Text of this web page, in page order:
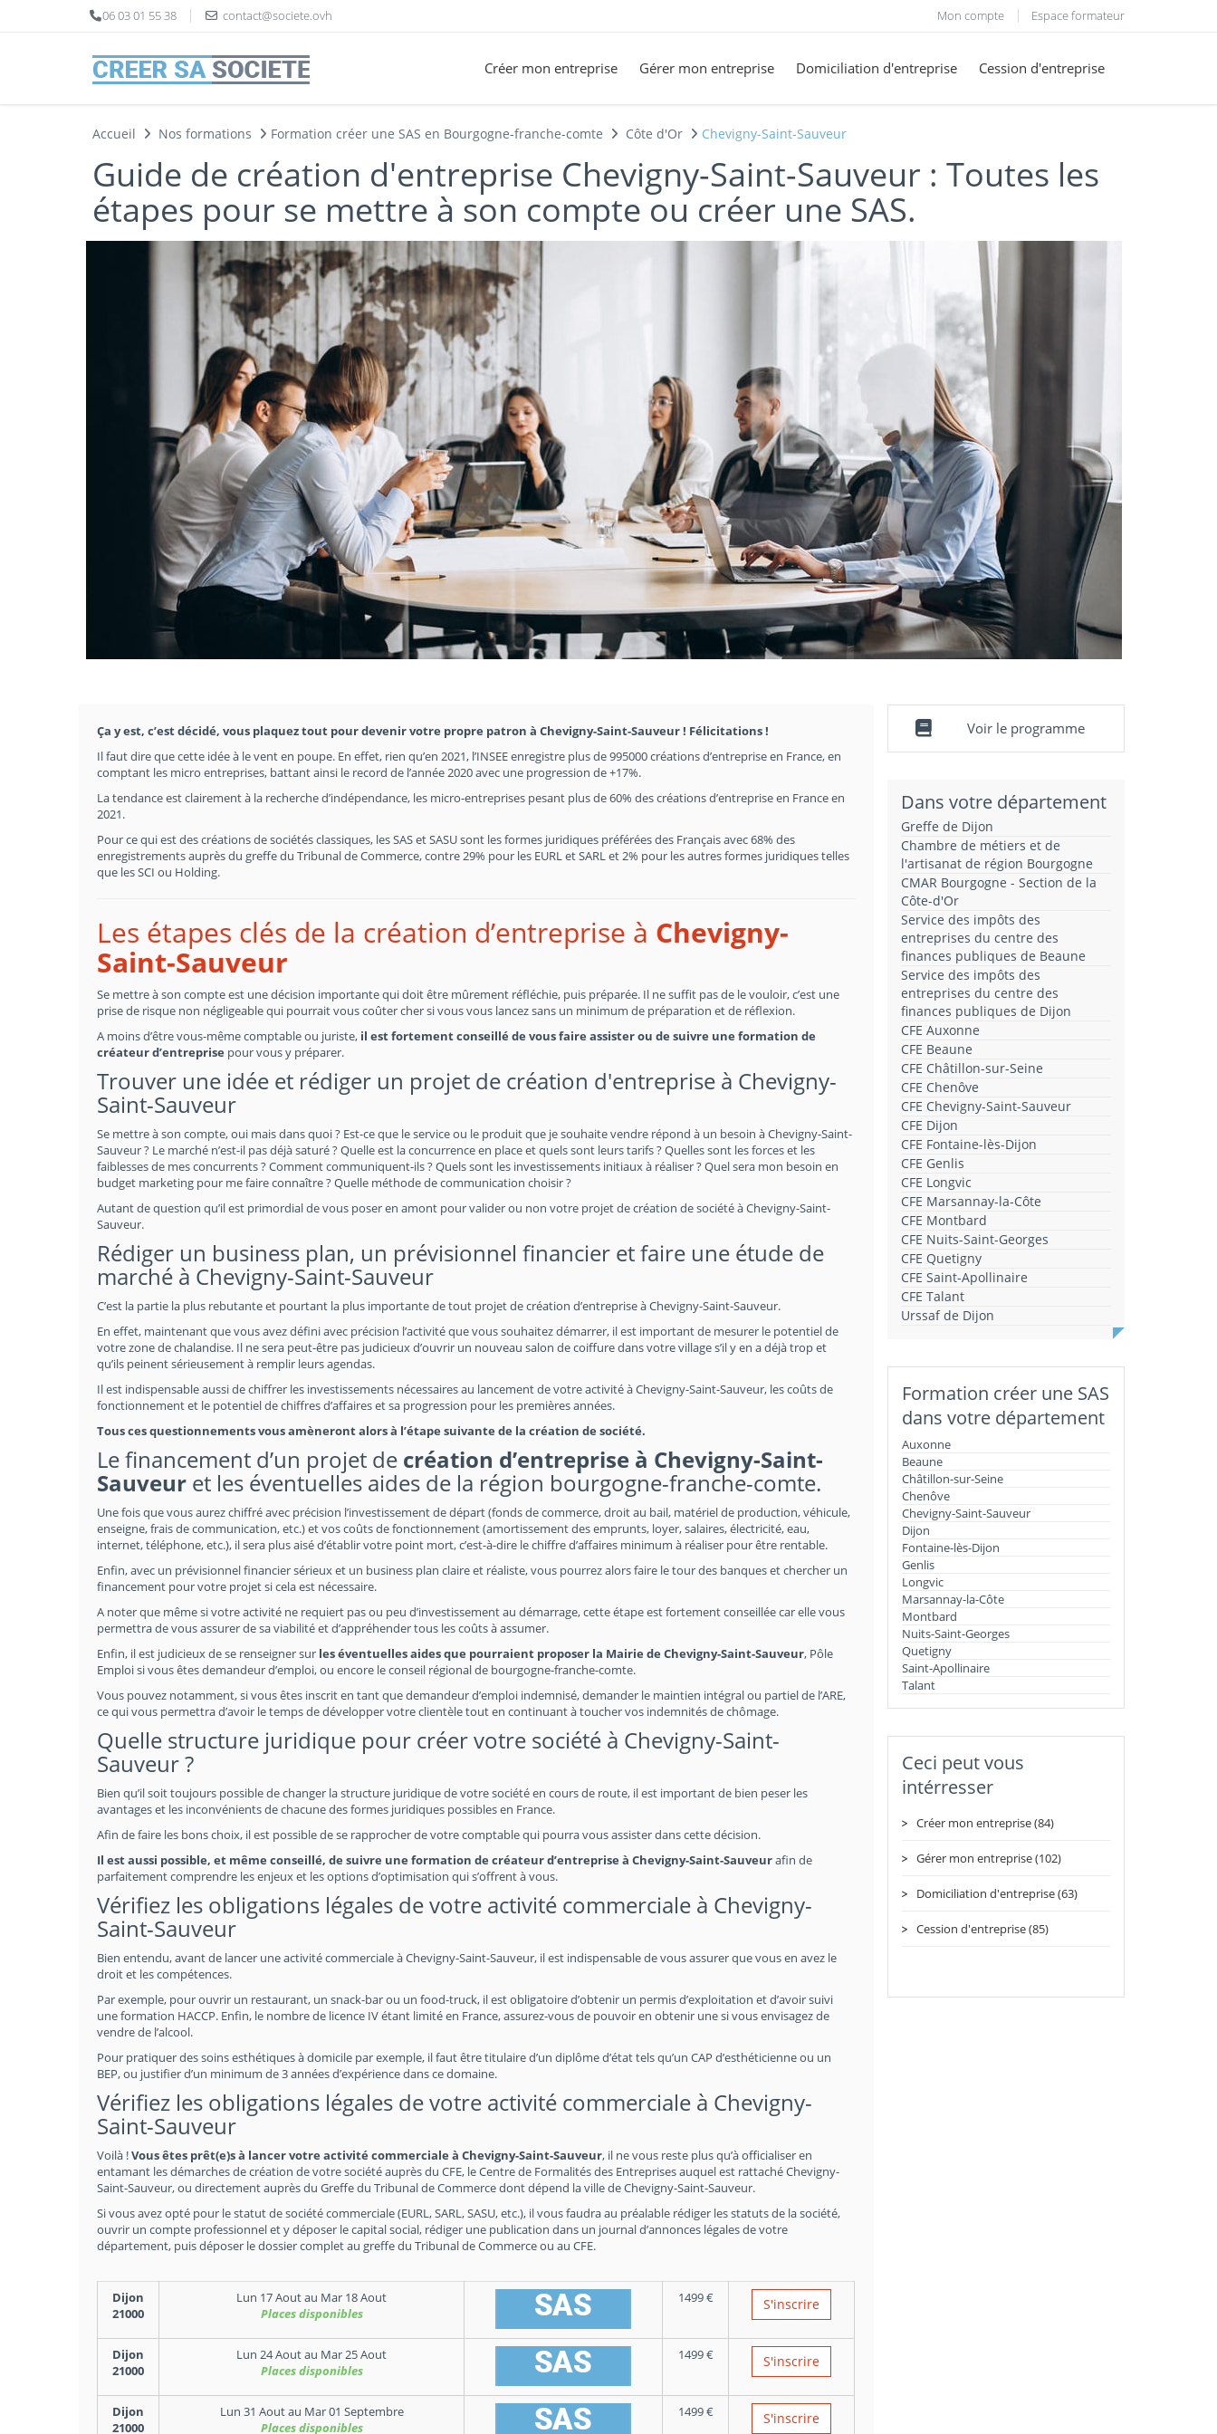
06 03 01 55 38 contact@societe.ovh Mon compte Espace formateur
Créer mon entreprise Gérer mon entreprise Domiciliation d'entreprise Cession d'entreprise
Accueil Nos formations Formation créer une SAS en Bourgogne-franche-comte Côte d'Or Chevigny-Saint-Sauveur
Guide de création d'entreprise Chevigny-Saint-Sauveur : Toutes les
étapes pour se mettre à son compte ou créer une SAS.
Ça y est, c’est décidé, vous plaquez tout pour devenir votre propre patron à Chevigny-Saint-Sauveur ! Félicitations !
Il faut dire que cette idée à le vent en poupe. En effet, rien qu’en 2021, l’INSEE enregistre plus de 995000 créations d’entreprise en France, en
comptant les micro entreprises, battant ainsi le record de l’année 2020 avec une progression de +17%.
La tendance est clairement à la recherche d’indépendance, les micro-entreprises pesant plus de 60% des créations d’entreprise en France en
2021.
Pour ce qui est des créations de sociétés classiques, les SAS et SASU sont les formes juridiques préférées des Français avec 68% des
enregistrements auprès du greffe du Tribunal de Commerce, contre 29% pour les EURL et SARL et 2% pour les autres formes juridiques telles
que les SCI ou Holding.
Les étapes clés de la création d’entreprise à Chevigny-
Saint-Sauveur
Se mettre à son compte est une décision importante qui doit être mûrement réfléchie, puis préparée. Il ne suffit pas de le vouloir, c’est une
prise de risque non négligeable qui pourrait vous coûter cher si vous vous lancez sans un minimum de préparation et de réflexion.
A moins d’être vous-même comptable ou juriste, il est fortement conseillé de vous faire assister ou de suivre une formation de
créateur d’entreprise pour vous y préparer.
Trouver une idée et rédiger un projet de création d'entreprise à Chevigny-
Saint-Sauveur
Se mettre à son compte, oui mais dans quoi ? Est-ce que le service ou le produit que je souhaite vendre répond à un besoin à Chevigny-Saint-
Sauveur ? Le marché n’est-il pas déjà saturé ? Quelle est la concurrence en place et quels sont leurs tarifs ? Quelles sont les forces et les
faiblesses de mes concurrents ? Comment communiquent-ils ? Quels sont les investissements initiaux à réaliser ? Quel sera mon besoin en
budget marketing pour me faire connaître ? Quelle méthode de communication choisir ?
Autant de question qu’il est primordial de vous poser en amont pour valider ou non votre projet de création de société à Chevigny-Saint-
Sauveur.
Rédiger un business plan, un prévisionnel financier et faire une étude de
marché à Chevigny-Saint-Sauveur
C’est la partie la plus rebutante et pourtant la plus importante de tout projet de création d’entreprise à Chevigny-Saint-Sauveur.
En effet, maintenant que vous avez défini avec précision l’activité que vous souhaitez démarrer, il est important de mesurer le potentiel de
votre zone de chalandise. Il ne sera peut-être pas judicieux d’ouvrir un nouveau salon de coiffure dans votre village s’il y en a déjà trop et
qu’ils peinent sérieusement à remplir leurs agendas.
Il est indispensable aussi de chiffrer les investissements nécessaires au lancement de votre activité à Chevigny-Saint-Sauveur, les coûts de
fonctionnement et le potentiel de chiffres d’affaires et sa progression pour les premières années.
Tous ces questionnements vous amèneront alors à l’étape suivante de la création de société.
Le financement d’un projet de création d’entreprise à Chevigny-Saint-
Sauveur et les éventuelles aides de la région bourgogne-franche-comte.
Une fois que vous aurez chiffré avec précision l’investissement de départ (fonds de commerce, droit au bail, matériel de production, véhicule,
enseigne, frais de communication, etc.) et vos coûts de fonctionnement (amortissement des emprunts, loyer, salaires, électricité, eau,
internet, téléphone, etc.), il sera plus aisé d’établir votre point mort, c’est-à-dire le chiffre d’affaires minimum à réaliser pour être rentable.
Enfin, avec un prévisionnel financier sérieux et un business plan claire et réaliste, vous pourrez alors faire le tour des banques et chercher un
financement pour votre projet si cela est nécessaire.
A noter que même si votre activité ne requiert pas ou peu d’investissement au démarrage, cette étape est fortement conseillée car elle vous
permettra de vous assurer de sa viabilité et d’appréhender tous les coûts à assumer.
Enfin, il est judicieux de se renseigner sur les éventuelles aides que pourraient proposer la Mairie de Chevigny-Saint-Sauveur, Pôle
Emploi si vous êtes demandeur d’emploi, ou encore le conseil régional de bourgogne-franche-comte.
Vous pouvez notamment, si vous êtes inscrit en tant que demandeur d’emploi indemnisé, demander le maintien intégral ou partiel de l’ARE,
ce qui vous permettra d’avoir le temps de développer votre clientèle tout en continuant à toucher vos indemnités de chômage.
Quelle structure juridique pour créer votre société à Chevigny-Saint-
Sauveur ?
Bien qu’il soit toujours possible de changer la structure juridique de votre société en cours de route, il est important de bien peser les
avantages et les inconvénients de chacune des formes juridiques possibles en France.
Afin de faire les bons choix, il est possible de se rapprocher de votre comptable qui pourra vous assister dans cette décision.
Il est aussi possible, et même conseillé, de suivre une formation de créateur d’entreprise à Chevigny-Saint-Sauveurafin de
parfaitement comprendre les enjeux et les options d’optimisation qui s’offrent à vous.
Vérifiez les obligations légales de votre activité commerciale à Chevigny-
Saint-Sauveur
Bien entendu, avant de lancer une activité commerciale à Chevigny-Saint-Sauveur, il est indispensable de vous assurer que vous en avez le
droit et les compétences.
Par exemple, pour ouvrir un restaurant, un snack-bar ou un food-truck, il est obligatoire d’obtenir un permis d’exploitation et d’avoir suivi
une formation HACCP. Enfin, le nombre de licence IV étant limité en France, assurez-vous de pouvoir en obtenir une si vous envisagez de
vendre de l’alcool.
Pour pratiquer des soins esthétiques à domicile par exemple, il faut être titulaire d’un diplôme d’état tels qu’un CAP d’esthéticienne ou un
BEP, ou justifier d’un minimum de 3 années d’expérience dans ce domaine.
Vérifiez les obligations légales de votre activité commerciale à Chevigny-
Saint-Sauveur
Voilà !Vous êtes prêt(e)s à lancer votre activité commerciale à Chevigny-Saint-Sauveur, il ne vous reste plus qu’à officialiser en
entamant les démarches de création de votre société auprès du CFE, le Centre de Formalités des Entreprises auquel est rattaché Chevigny-
Saint-Sauveur, ou directement auprès du Greffe du Tribunal de Commerce dont dépend la ville de Chevigny-Saint-Sauveur.
Si vous avez opté pour le statut de société commerciale (EURL, SARL, SASU, etc.), il vous faudra au préalable rédiger les statuts de la société,
ouvrir un compte professionnel et y déposer le capital social, rédiger une publication dans un journal d’annonces légales de votre
département, puis déposer le dossier complet au greffe du Tribunal de Commerce ou au CFE.
Dijon
21000
Lun 17 Aoutau Mar 18 Aout
Places disponibles
1499€ S'inscrire
Dijon
21000
Lun 24 Aoutau Mar 25 Aout
Places disponibles
1499€ S'inscrire
Dijon
21000
Lun 31 Aoutau Mar 01 Septembre
Places disponibles
1499€ S'inscrire
Voir le programme
Dans votre département
Greffe de Dijon
Chambre de métiers et de
l'artisanat de région Bourgogne
CMAR Bourgogne - Section de la
Côte-d'Or
Service des impôts des
entreprises du centre des
finances publiques de Beaune
Service des impôts des
entreprises du centre des
finances publiques de Dijon
CFE Auxonne
CFE Beaune
CFE Châtillon-sur-Seine
CFE Chenôve
CFE Chevigny-Saint-Sauveur
CFE Dijon
CFE Fontaine-lès-Dijon
CFE Genlis
CFE Longvic
CFE Marsannay-la-Côte
CFE Montbard
CFE Nuits-Saint-Georges
CFE Quetigny
CFE Saint-Apollinaire
CFE Talant
Urssaf de Dijon
Formation créer une SAS
dans votre département
Auxonne
Beaune
Châtillon-sur-Seine
Chenôve
Chevigny-Saint-Sauveur
Dijon
Fontaine-lès-Dijon
Genlis
Longvic
Marsannay-la-Côte
Montbard
Nuits-Saint-Georges
Quetigny
Saint-Apollinaire
Talant
Ceci peut vous
intérresser
Créer mon entreprise (84)
Gérer mon entreprise (102)
Domiciliation d'entreprise (63)
Cession d'entreprise (85)
Panneau de gestion des cookies